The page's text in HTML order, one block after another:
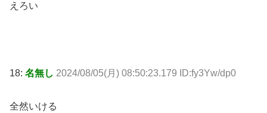
えろい
18: 名無し 2024/08/05(月) 08:50:23.179 ID:fy3Yw/dp0
全然いける